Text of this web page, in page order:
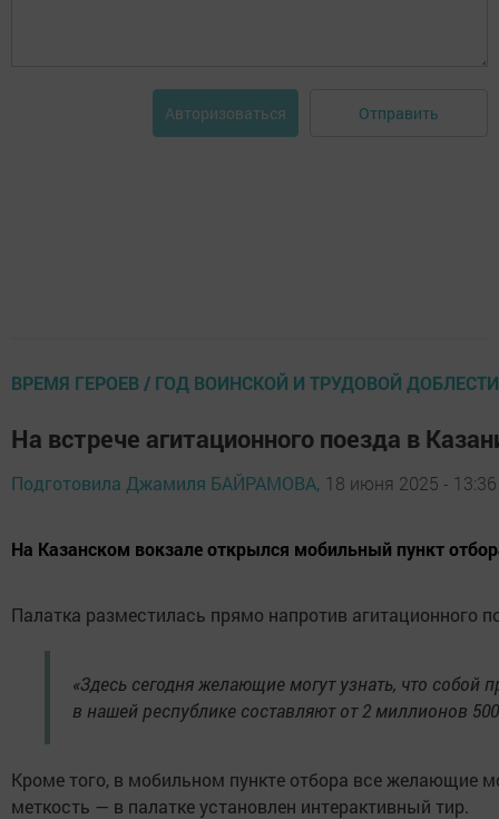
Авторизоваться Отправить
ВРЕМЯ ГЕРОЕВ / ГОД ВОИНСКОЙ И ТРУДОВОЙ ДОБЛЕСТИ
На встрече агитационного поезда в
Подготовила Джамиля БАЙРАМОВА, 18 июня 2025 - 13:36
На Казанском вокзале открылся мобильный пункт
Палатка разместилась прямо напротив агитационного
«Здесь сегодня желающие могут узнать, что собой
в нашей республике составляют от 2 миллионов
Кроме того, в мобильном пункте отбора все желающие
меткость — в палатке установлен интерактивный тир.